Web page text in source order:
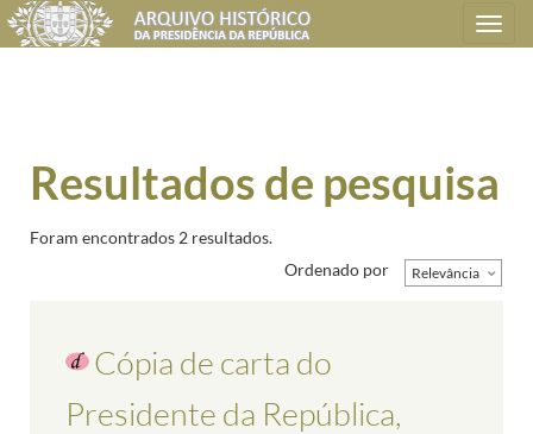
Toggle
navigation
Resultados de pesquisa
Foram encontrados 2 resultados.
Ordenado por
Relevância
Cópia de carta do
Presidente da República,